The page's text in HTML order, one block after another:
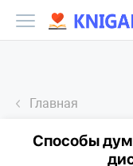
Главная
Способы